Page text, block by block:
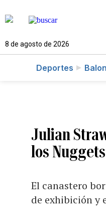
8 de agosto de 2026
Deportes
Julian
los
El canastero
de exhibición y